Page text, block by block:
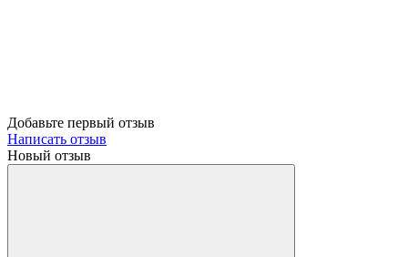
Добавьте первый отзыв
Написать отзыв
Новый отзыв